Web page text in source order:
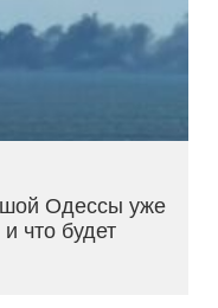
Одессы уже
что будет